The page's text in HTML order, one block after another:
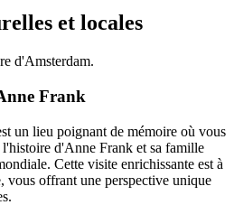
et locales
d'Amsterdam.
Frank
un lieu poignant de mémoire où vous
l'histoire d'Anne Frank et sa famille
Cette visite enrichissante est à
vous offrant une perspective unique